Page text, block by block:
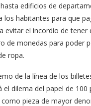
edificios de
los habitantes para que
evitar el incordio de tener
de monedas para poder
ropa.
de la línea de los
el dilema del papel de 100
pieza de mayor